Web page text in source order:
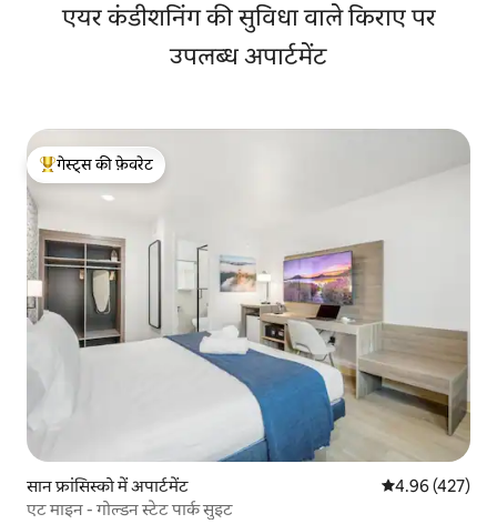
एयर कंडीशनिंग की सुविधा वाले किराए पर
उपलब्ध अपार्टमेंट
गेस्ट्स का टॉप फ़ेवरेट
गेस्ट्स की फ़ेवरेट
सान फ्रांसिस्को में अपार्टमेंट औसत रेटिंग 5 में से
4.96 (427)
एट माइन - गोल्डन स्टेट पार्क सुइट